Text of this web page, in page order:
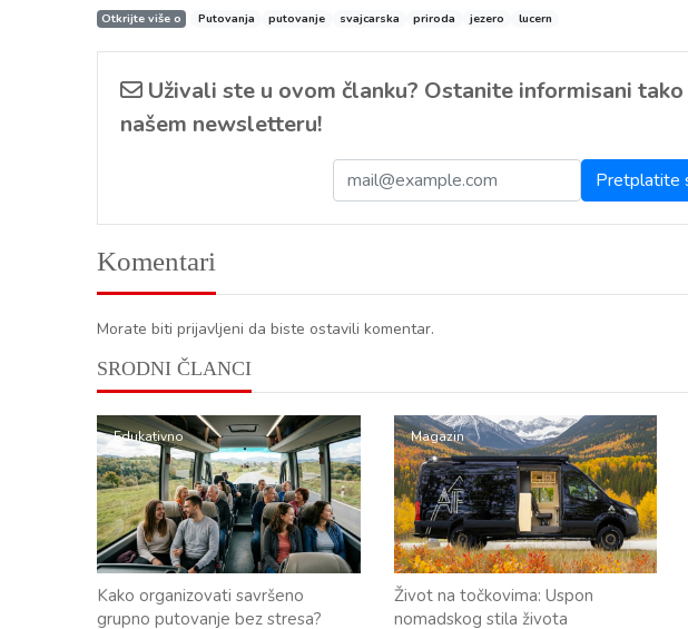
Otkrijte više o Putovanja putovanje svajcarska priroda jezero lucern
Uživali ste u ovom članku? Ostanite informisani
našem newsletteru!
Komentari
Morate biti prijavljeni da biste ostavili komentar.
SRODNI ČLANCI
Edukativno
Kako organizovati savršeno
grupno putovanje bez stresa?
Magazin
Život na točkovima: Uspon
nomadskog stila života